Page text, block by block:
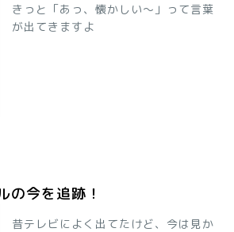
きっと「あっ、懐かしい～」って言葉
が出てきますよ
の今を追跡！
昔テレビによく出てたけど、今は見か